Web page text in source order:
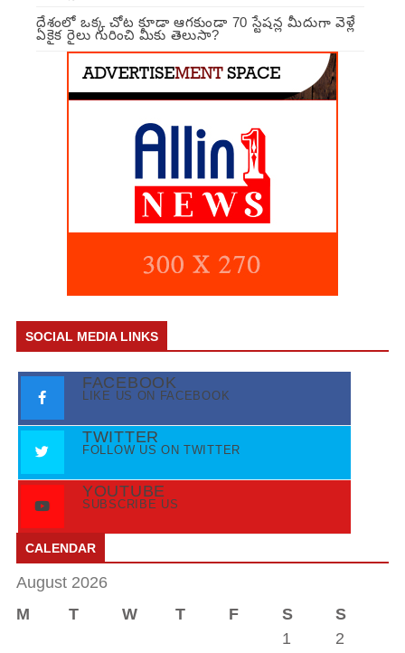
దేశంలో ఒక్క చోట కూడా ఆగకుండా 70 స్టేషన్ల మీదుగా వెళ్లే
ఏకైక రైలు గురించి మీకు తెలుసా?
SOCIAL MEDIA LINKS
FACEBOOK
LIKE US ON FACEBOOK
TWITTER
FOLLOW US ON TWITTER
YOUTUBE
SUBSCRIBE US
CALENDAR
August 2026
M
T W T F S
S
1
2